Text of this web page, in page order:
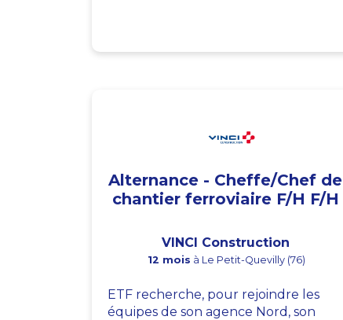
Alternance - Cheffe/Chef de
chantier ferroviaire F/H F/H
VINCI Construction
12 mois à Le Petit-Quevilly (76)
ETF recherche, pour rejoindre les
équipes de son agence Nord, son